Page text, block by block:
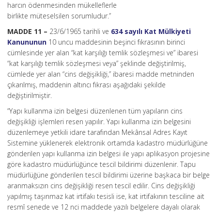
harcın ödenmesinden mükelleflerle
birlikte müteselsilen sorumludur.”
MADDE 11 – 23/6/1965 tarihli ve 634 sayılı Kat Mülkiyeti
Kanununun 10 uncu maddesinin beşinci fıkrasının birinci
cümlesinde yer alan “kat karşılığı temlik sözleşmesi ve” ibaresi
“kat karşılığı temlik sözleşmesi veya” şeklinde değiştirilmiş,
cümlede yer alan “cins değişikliği,” ibaresi madde metninden
çıkarılmış, maddenin altıncı fıkrası aşağıdaki şekilde
değiştirilmiştir.
“Yapı kullanma izin belgesi düzenlenen tüm yapıların cins
değişikliği işlemleri resen yapılır. Yapı kullanma izin belgesini
düzenlemeye yetkili idare tarafından Mekânsal Adres Kayıt
Sistemine yüklenerek elektronik ortamda kadastro müdürlüğüne
gönderilen yapı kullanma izin belgesi ile yapı aplikasyon projesine
göre kadastro müdürlüğünce tescil bildirimi düzenlenir. Tapu
müdürlüğüne gönderilen tescil bildirimi üzerine başkaca bir belge
aranmaksızın cins değişikliği resen tescil edilir. Cins değişikliği
yapılmış taşınmaz kat irtifakı tesisli ise, kat irtifakının tesciline ait
resmî senede ve 12 nci maddede yazılı belgelere dayalı olarak